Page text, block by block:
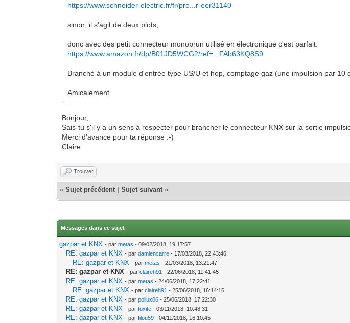
https://www.schneider-electric.fr/fr/pro...r-eer31140
sinon, il s'agit de deux plots,
donc avec des petit connecteur monobrun utilisé en électronique c'est parfait.
https://www.amazon.fr/dp/B01JD5WCG2/ref=...FAb63KQ8S9
Branché à un module d'entrée type US/U et hop, comptage gaz (une impulsion par 10
Amicalement
Bonjour,
Sais-tu s'il y a un sens à respecter pour brancher le connecteur KNX sur la sortie
Merci d'avance pour ta réponse :-)
Claire
Trouver
«Sujet précédent |Sujet suivant »
Messages dans ce sujet
gazpar et KNX - parmetas - 09/02/2018, 19:17:57
RE: gazpar et KNX - pardamiencarre - 17/03/2018, 22:43:46
RE: gazpar et KNX - parmetas - 21/03/2018, 13:21:47
RE: gazpar et KNX - parclaireh91 - 22/06/2018, 11:41:45
RE: gazpar et KNX - parmetas - 24/06/2018, 17:22:41
RE: gazpar et KNX - parclaireh91 - 25/06/2018, 16:14:16
RE: gazpar et KNX - parpollux06 - 25/06/2018, 17:22:30
RE: gazpar et KNX - partuxite - 03/11/2018, 10:48:31
RE: gazpar et KNX - parfilou59 - 04/11/2018, 16:10:45